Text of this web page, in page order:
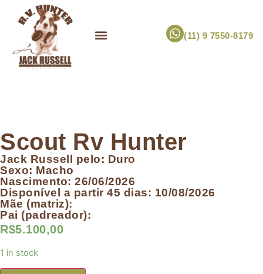
(11) 9 7550-8179
Scout Rv Hunter
Jack Russell pelo: Duro
Sexo: Macho
Nascimento: 26/06/2026
Disponível a partir 45 dias: 10/08/2026
Mãe (matriz):
Pai (padreador):
R$5.100,00
1 in stock